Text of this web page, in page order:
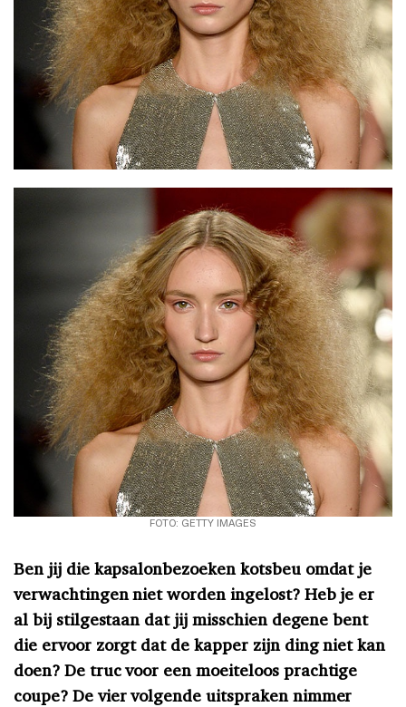
FOTO: GETTY IMAGES
Ben jij die kapsalonbezoeken kotsbeu omdat je
verwachtingen niet worden ingelost? Heb je er
al bij stilgestaan dat jij misschien degene bent
die ervoor zorgt dat de kapper zijn ding niet kan
doen? De truc voor een moeiteloos prachtige
coupe? De vier volgende uitspraken nimmer